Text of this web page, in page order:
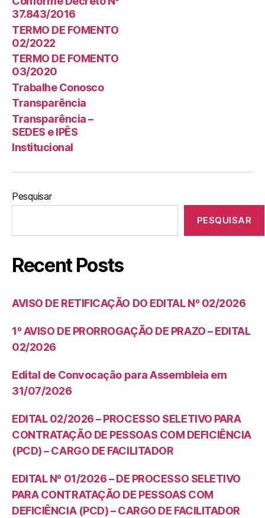
37.843/2016
TERMO DE FOMENTO
02/2022
TERMO DE FOMENTO
03/2020
Trabalhe Conosco
Transparência
Transparência –
SEDES e IPÊS
Institucional
Pesquisar
PESQUISAR
Recent Posts
AVISO DE RETIFICAÇÃO DO EDITAL Nº 02/2026
1º AVISO DE PRORROGAÇÃO DE PRAZO – EDITAL
02/2026
Edital de Convocação para Assembleia em
31/07/2026
EDITAL 02/2026 – PROCESSO SELETIVO PARA
CONTRATAÇÃO DE PESSOAS COM DEFICIÊNCIA
(PCD) – CARGO DE FACILITADOR
EDITAL Nº 01/2026 – DE PROCESSO SELETIVO
PARA CONTRATAÇÃO DE PESSOAS COM
DEFICIÊNCIA (PCD) – CARGO DE FACILITADOR